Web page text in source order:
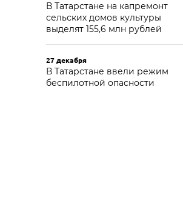
В Татарстане на капремонт
сельских домов культуры
выделят 155,6 млн рублей
27 декабря
В Татарстане ввели режим
беспилотной опасности